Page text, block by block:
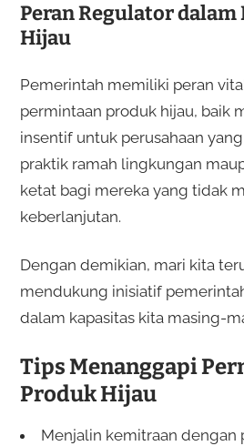
Peran Regulator dalam
Hijau
Pemerintah memiliki peran
permintaan produk hijau, baik
insentif untuk perusahaan
praktik ramah lingkungan
ketat bagi mereka yang tidak
keberlanjutan.
Dengan demikian, mari kita
mendukung inisiatif
dalam kapasitas kita masing-
Tips Menanggapi
Produk Hijau
Menjalin kemitraan dengan